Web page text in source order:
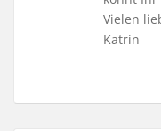
Vielen
Katrin